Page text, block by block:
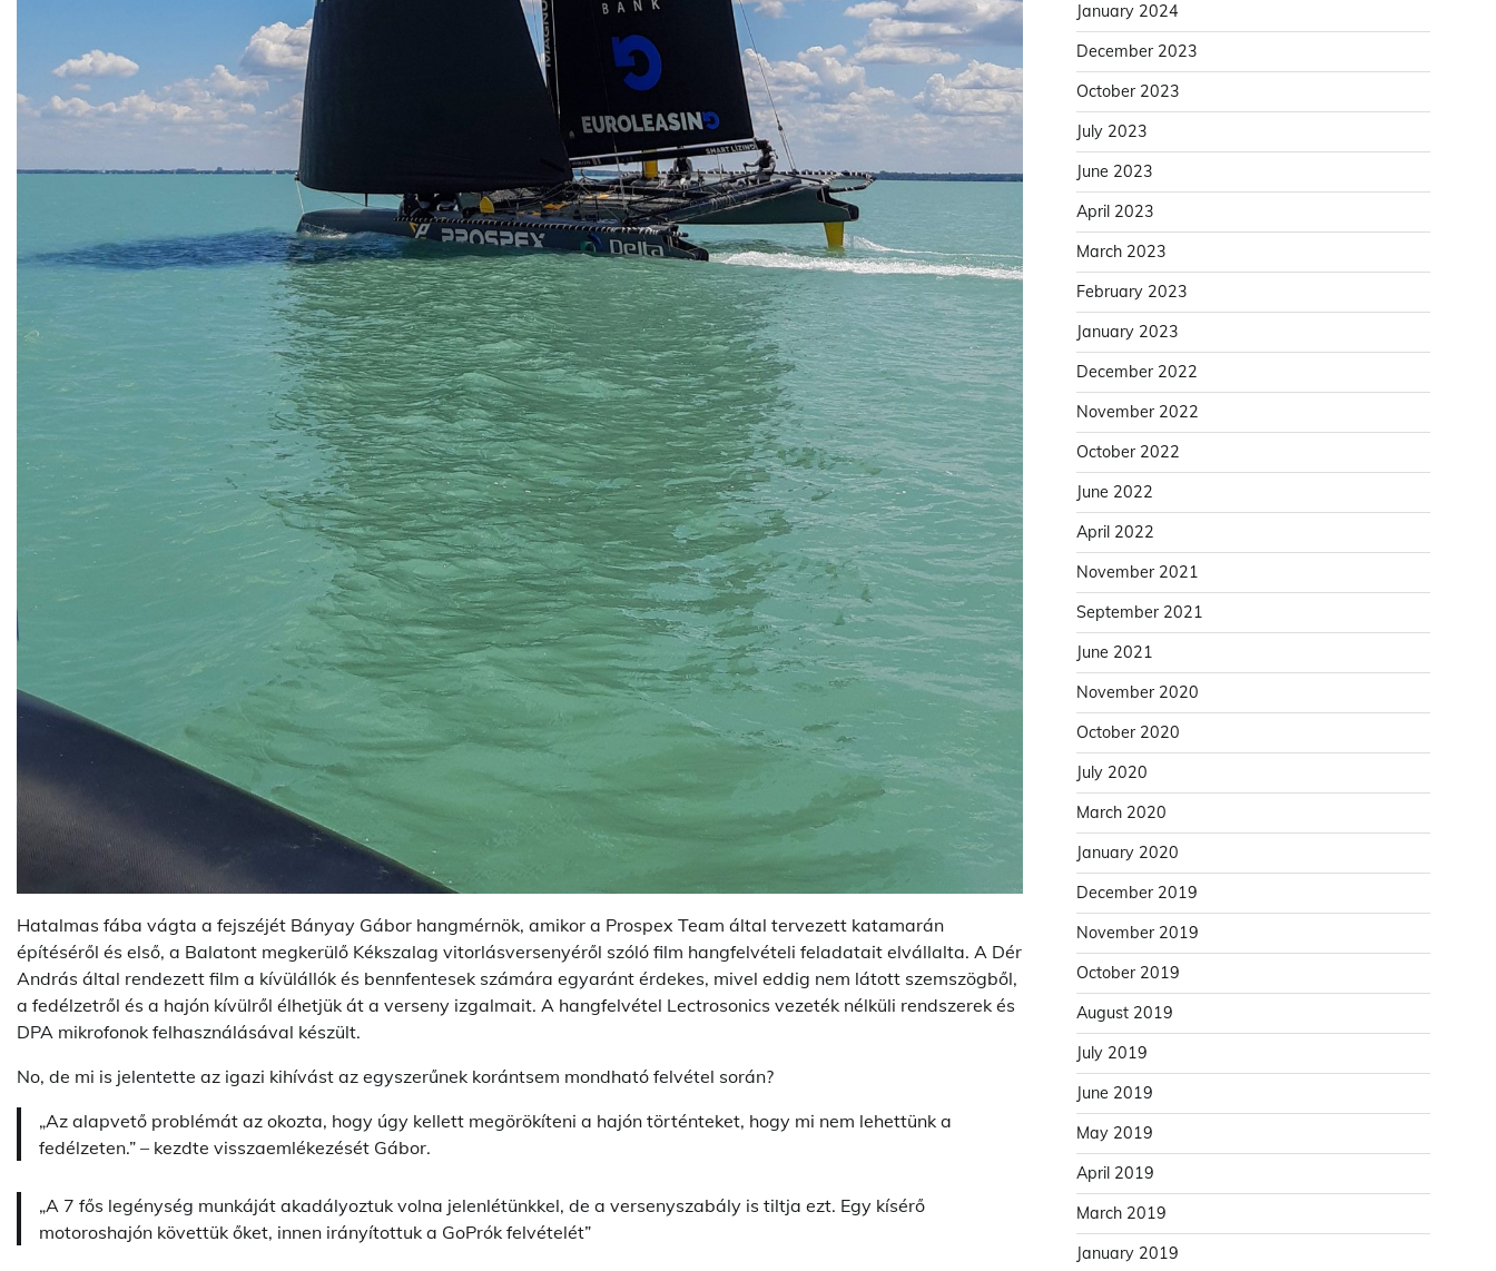
Hatalmas fába vágta a fejszéjét Bányay Gábor hangmérnök, amikor a Prospex Team által tervezett katamarán
építéséről és első, a Balatont megkerülő Kékszalag vitorlásversenyéről szóló film hangfelvételi feladatait elvállalta. A Dér
András által rendezett film a kívülállók és bennfentesek számára egyaránt érdekes, mivel eddig nem látott szemszögből,
a fedélzetről és a hajón kívülről élhetjük át a verseny izgalmait. A hangfelvétel Lectrosonics vezeték nélküli rendszerek és
DPA mikrofonok felhasználásával készült.
No, de mi is jelentette az igazi kihívást az egyszerűnek korántsem mondható felvétel során?
„Az alapvető problémát az okozta, hogy úgy kellett megörökíteni a hajón történteket, hogy mi nem lehettünk a
fedélzeten.” – kezdte visszaemlékezését Gábor.
„A 7 fős legénység munkáját akadályoztuk volna jelenlétünkkel, de a versenyszabály is tiltja ezt. Egy kísérő
motoroshajón követtük őket, innen irányítottuk a GoPrók felvételét”
January 2024
December 2023
October 2023
July 2023
June 2023
April 2023
March 2023
February 2023
January 2023
December 2022
November 2022
October 2022
June 2022
April 2022
November 2021
September 2021
June 2021
November 2020
October 2020
July 2020
March 2020
January 2020
December 2019
November 2019
October 2019
August 2019
July 2019
June 2019
May 2019
April 2019
March 2019
January 2019